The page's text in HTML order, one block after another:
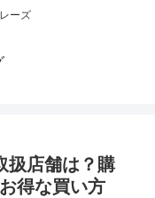
ーズ
扱店舗は？購
得な買い方